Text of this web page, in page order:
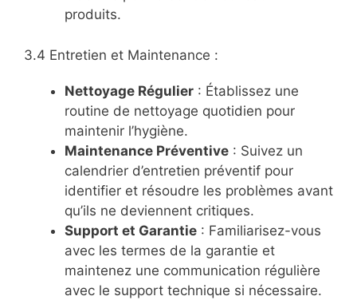
produits.
3.4 Entretien et Maintenance :
Nettoyage Régulier : Établissez une
routine de nettoyage quotidien pour
maintenir l’hygiène.
Maintenance Préventive : Suivez un
calendrier d’entretien préventif pour
identifier et résoudre les problèmes avant
qu’ils ne deviennent critiques.
Support et Garantie : Familiarisez-vous
avec les termes de la garantie et
maintenez une communication régulière
avec le support technique si nécessaire.